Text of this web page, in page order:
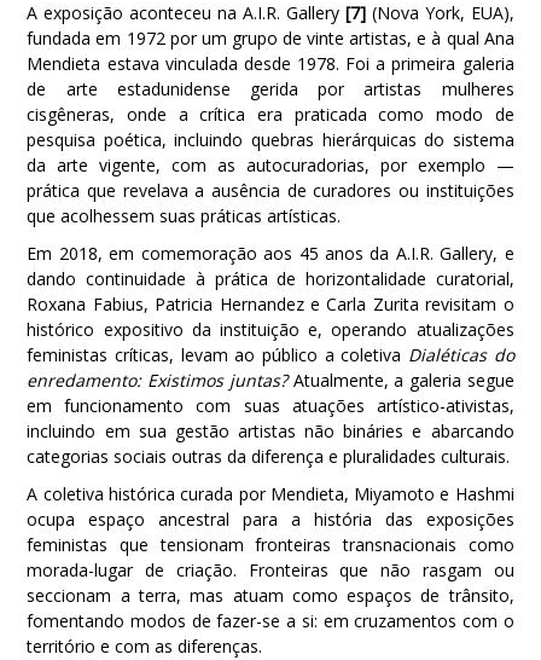
A exposição aconteceu na A.I.R. Gallery [7](Nova York, EUA),
fundada em 1972 por um grupo de vinte artistas, e à qual Ana
Mendieta estava vinculada desde 1978. Foi a primeira galeria
de arte estadunidense gerida por artistas mulheres
cisgêneras, onde a crítica era praticada como modo de
pesquisa poética, incluindo quebras hierárquicas do sistema
da arte vigente, com as autocuradorias, por exemplo —
prática que revelava a ausência de curadores ou instituições
que acolhessem suas práticas artísticas.
Em 2018, em comemoração aos 45 anos da A.I.R. Gallery, e
dando continuidade à prática de horizontalidade curatorial,
Roxana Fabius, Patricia Hernandez e Carla Zurita revisitam o
histórico expositivo da instituição e, operando atualizações
feministas críticas, levam ao público a coletiva Dialéticas do
enredamento: Existimos juntas?Atualmente, a galeria segue
em funcionamento com suas atuações artístico-ativistas,
incluindo em sua gestão artistas não bináries e abarcando
categorias sociais outras da diferença e pluralidades culturais.
A coletiva histórica curada por Mendieta, Miyamoto e Hashmi
ocupa espaço ancestral para a história das exposições
feministas que tensionam fronteiras transnacionais como
morada-lugar de criação. Fronteiras que não rasgam ou
seccionam a terra, mas atuam como espaços de trânsito,
fomentando modos de fazer-se a si: em cruzamentos com o
território e com as diferenças.